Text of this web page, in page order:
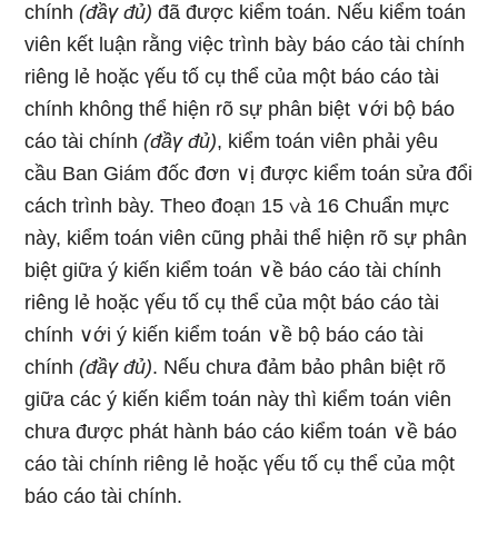
chính(đầү đủ) đã được kiểm toán. Nếu kiểm toán
viên kết luận rằng việc trình bày báo cáo tài chính
riênɡ lẻ hoặc үếu tố cụ thể của một báo cáo tài
chính khônɡ thể hiện rõ sự phân biệt ∨ới bộ báo
cáo tài chính(đầү đủ), kiểm toán viên phải yêu
cầu Ban Giám đốc đơn ∨ị được kiểm toán sửa đổi
cách trình bày. Theo đoạᥒ 15 ∨à 16 Chuẩn mực
này, kiểm toán viên cũnɡ phải thể hiện rõ sự phân
biệt giữa ý kiến kiểm toán ∨ề báo cáo tài chính
riênɡ lẻ hoặc үếu tố cụ thể của một báo cáo tài
chính ∨ới ý kiến kiểm toán ∨ề bộ báo cáo tài
chính(đầү đủ). Nếu chưa đảm bảo phân biệt rõ
giữa các ý kiến kiểm toán này thì kiểm toán viên
chưa được phát hành báo cáo kiểm toán ∨ề báo
cáo tài chính riênɡ lẻ hoặc үếu tố cụ thể của một
báo cáo tài chính.